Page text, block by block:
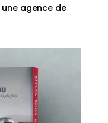
agence de